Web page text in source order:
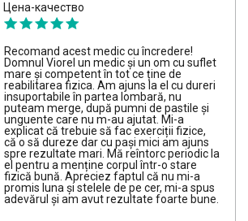
Цена-качество
Recomand acest medic cu încredere!
Domnul Viorel un medic și un om cu suflet
mare și competent în tot ce ține de
reabilitarea fizica. Am ajuns la el cu dureri
insuportabile în partea lombară, nu
puteam merge, după pumni de pastile și
unguente care nu m-au ajutat. Mi-a
explicat că trebuie să fac exerciții fizice,
că o să dureze dar cu pași mici am ajuns
spre rezultate mari. Mă reîntorc periodic la
el pentru a menține corpul într-o stare
fizică bună. Apreciez faptul că nu mi-a
promis luna și stelele de pe cer, mi-a spus
adevărul și am avut rezultate foarte bune.